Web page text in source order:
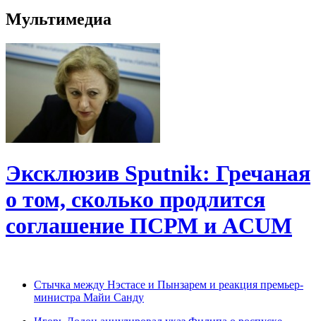
Мультимедиа
Эксклюзив Sputnik: Гречаная
о том, сколько продлится
соглашение ПСРМ и ACUM
Cтычка между Нэстасе и Пынзарем и реакция премьер-
министра Майи Санду